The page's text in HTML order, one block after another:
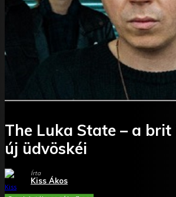
The Luka State – a
új üdvöskéi
Írta
Kiss Ákos
A winsfordi négyes 2012-ben alakult, és
kijöttek egy maxival, a Matter of fact